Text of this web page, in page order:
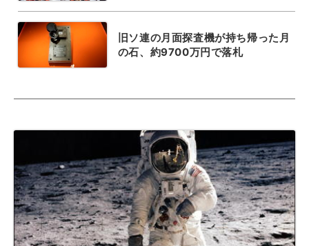
旧ソ連の月面探査機が持ち帰った月
の石、約9700万円で落札